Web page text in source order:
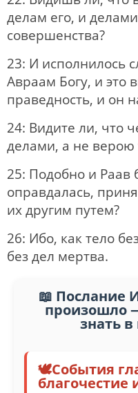
делам его, и
совершенства?
23: И исполнилось
Авраам Богу, и это
праведность, и он
24: Видите ли, что
делами, а не верою
25: Подобно и Раав
оправдалась,
их другим путем?
26: Ибо, как тело
без дел мертва.
Послание
произошло
знать
События
благочестие